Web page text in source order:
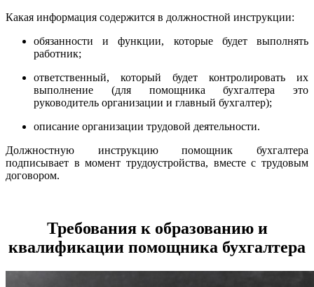
Какая информация содержится в должностной инструкции:
обязанности и функции, которые будет выполнять
работник;
ответственный, который будет контролировать их
выполнение (для помощника бухгалтера это
руководитель организации и главный бухгалтер);
описание организации трудовой деятельности.
Должностную инструкцию помощник бухгалтера
подписывает в момент трудоустройства, вместе с трудовым
договором.
Требования к образованию и
квалификации помощника бухгалтера